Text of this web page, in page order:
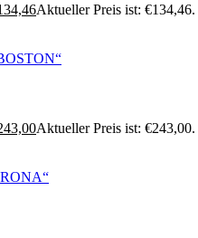
Aktueller Preis ist: €134,46.
Aktueller Preis ist: €243,00.